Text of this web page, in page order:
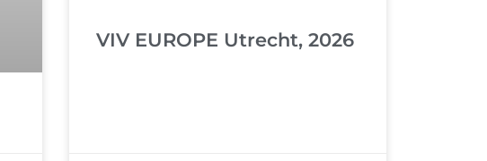
VIV EUROPE Utrecht, 2026